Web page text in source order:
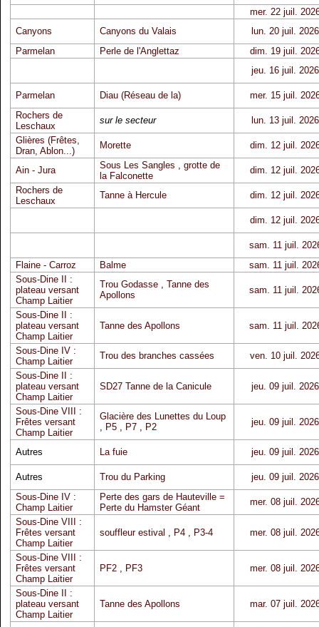
mer. 22 juil.
Canyons
Canyons du Valais
lun. 20 juil. 2026
Parmelan
Perle de l'Anglettaz
dim. 19 juil.
jeu. 16 juil. 2026
Parmelan Diau (Réseau de la)
mer. 15 juil.
Rochers de
Leschaux
sur le secteur
lun. 13 juil. 2026
Glières (Frêtes,
Dran, Ablon...)
Morette dim. 12 juil.
Ain - Jura Sous Les Sangles , grotte de
la Falconette
dim. 12 juil.
Rochers de
Leschaux
Tanne à Hercule dim. 12 juil.
dim. 12 juil.
sam. 11 juil.
Flaine - Carroz
Balme
sam. 11 juil.
Sous-Dine II :
plateau versant
Champ Laitier
Trou Godasse, Tanne des
Apollons
sam. 11 juil.
Sous-Dine II :
plateau versant
Champ Laitier
Tanne des Apollons sam. 11 juil.
Sous-Dine IV :
Champ Laitier
Trou des branches cassées
ven. 10 juil.
Sous-Dine II :
plateau versant
Champ Laitier
SD27 Tanne de la Canicule jeu. 09 juil. 2026
Sous-Dine VIII :
Frêtes versant
Champ Laitier
Glacière des Lunettes du Loup
, P5, P7, P2 jeu. 09 juil. 2026
Autres La fuie jeu. 09 juil. 2026
Autres Trou du Parking
jeu. 09 juil. 2026
Sous-Dine IV :
Champ Laitier
Perte des gars de Hauteville =
Perte du Hamster Géant
mer. 08 juil.
Sous-Dine VIII :
Frêtes versant
Champ Laitier
souffleur estival , P4, P3-4 mer. 08 juil.
Sous-Dine VIII :
Frêtes versant
Champ Laitier
PF2, PF3 mer. 08 juil.
Sous-Dine II :
plateau versant
Champ Laitier
Tanne des Apollons mar. 07 juil.